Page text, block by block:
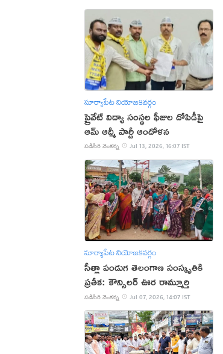
సూర్యాపేట నియోజకవర్గం
ప్రైవేట్ విద్యా సంస్థల ఫీజుల దోపిడీపై
ఆమ్ ఆద్మీ పార్టీ ఆందోళన
పడిసిరి వెంకన్న Jul 13, 2026, 16:07 IST
సూర్యాపేట నియోజకవర్గం
సీత్లా పండుగ తెలంగాణ సంస్కృతికి
ప్రతీక: కౌన్సిలర్ ఊర రామ్మూర్తి
పడిసిరి వెంకన్న Jul 07, 2026, 14:07 IST